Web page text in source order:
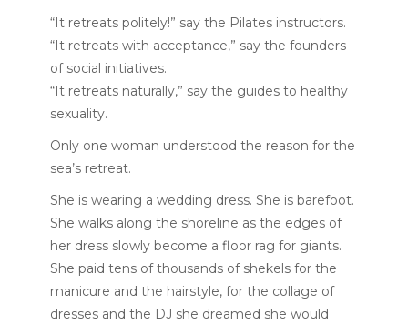
“It retreats politely!” say the Pilates instructors.
“It retreats with acceptance,” say the founders
of social initiatives.
“It retreats naturally,” say the guides to healthy
sexuality.
Only one woman understood the reason for the
sea’s retreat.
She is wearing a wedding dress. She is barefoot.
She walks along the shoreline as the edges of
her dress slowly become a floor rag for giants.
She paid tens of thousands of shekels for the
manicure and the hairstyle, for the collage of
dresses and the DJ she dreamed she would